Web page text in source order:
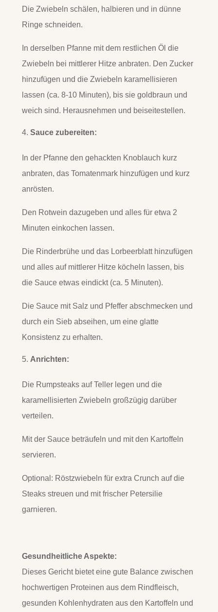
Die Zwiebeln schälen, halbieren und in dünne
Ringe schneiden.
In derselben Pfanne mit dem restlichen Öl die
Zwiebeln bei mittlerer Hitze anbraten. Den Zucker
hinzufügen und die Zwiebeln karamellisieren
lassen (ca. 8-10 Minuten), bis sie goldbraun und
weich sind. Herausnehmen und beiseitestellen.
Sauce zubereiten:
In der Pfanne den gehackten Knoblauch kurz
anbraten, das Tomatenmark hinzufügen und kurz
anrösten.
Den Rotwein dazugeben und alles für etwa 2
Minuten einkochen lassen.
Die Rinderbrühe und das Lorbeerblatt hinzufügen
und alles auf mittlerer Hitze köcheln lassen, bis
die Sauce etwas eindickt (ca. 5 Minuten).
Die Sauce mit Salz und Pfeffer abschmecken und
durch ein Sieb abseihen, um eine glatte
Konsistenz zu erhalten.
Anrichten:
Die Rumpsteaks auf Teller legen und die
karamellisierten Zwiebeln großzügig darüber
verteilen.
Mit der Sauce beträufeln und mit den Kartoffeln
servieren.
Optional: Röstzwiebeln für extra Crunch auf die
Steaks streuen und mit frischer Petersilie
garnieren.
Gesundheitliche Aspekte:
Dieses Gericht bietet eine gute Balance zwischen
hochwertigen Proteinen aus dem Rindfleisch,
gesunden Kohlenhydraten aus den Kartoffeln und